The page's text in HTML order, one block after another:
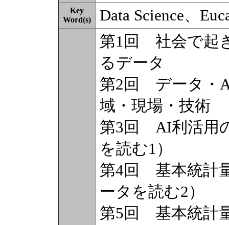
Key
Word(s)
Data Science、
第1回 社会で起
るデータ
第2回 データ・
域・現場・技術
第3回 AI利活用
を読む1）
第4回 基本統計
ータを読む2）
第5回 基本統計